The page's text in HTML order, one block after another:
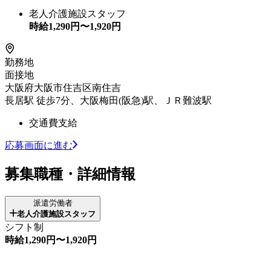
老人介護施設スタッフ
時給1,290円〜1,920円
勤務地
面接地
大阪府大阪市住吉区南住吉
長居駅 徒歩7分、大阪梅田(阪急)駅、ＪＲ難波駅
交通費支給
応募画面に進む
募集職種・詳細情報
派遣労働者
老人介護施設スタッフ
シフト制
時給1,290円〜1,920円